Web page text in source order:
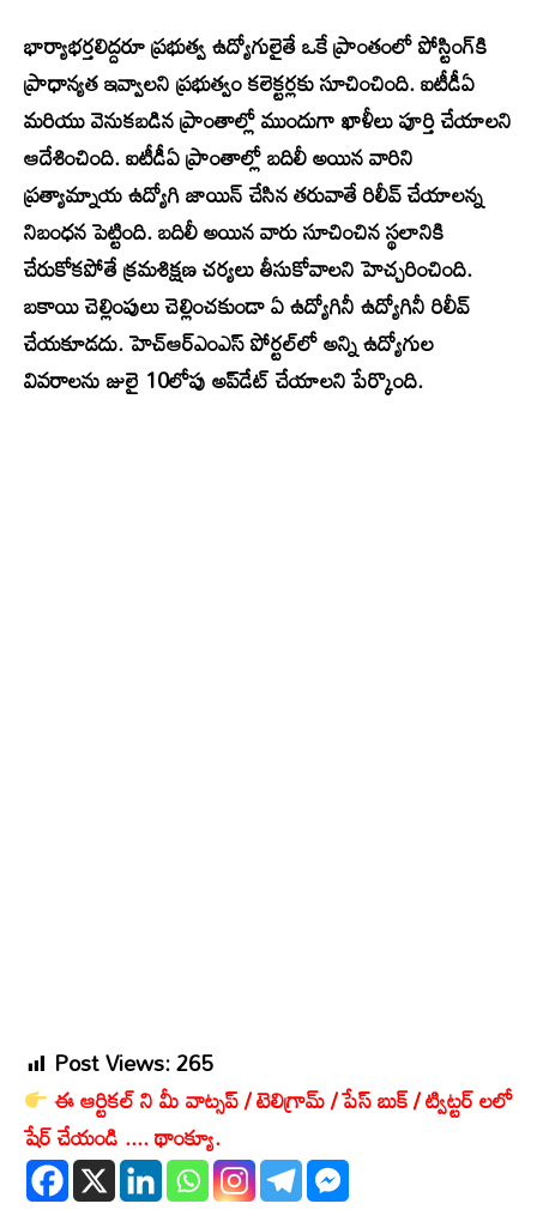
భార్యాభర్తలిద్దరూ ప్రభుత్వ ఉద్యోగులైతే ఒకే ప్రాంతంలో పోస్టింగ్‌కి
ప్రాధాన్యత ఇవ్వాలని ప్రభుత్వం కలెక్టర్లకు సూచించింది. ఐటీడీఏ
మరియు వెనుకబడిన ప్రాంతాల్లో ముందుగా ఖాళీలు పూర్తి చేయాలని
ఆదేశించింది. ఐటీడీఏ ప్రాంతాల్లో బదిలీ అయిన వారిని
ప్రత్యామ్నాయ ఉద్యోగి జాయిన్ చేసిన తరువాతే రిలీవ్ చేయాలన్న
నిబంధన పెట్టింది. బదిలీ అయిన వారు సూచించిన స్థలానికి
చేరుకోకపోతే క్రమశిక్షణ చర్యలు తీసుకోవాలని హెచ్చరించింది.
బకాయి చెల్లింపులు చెల్లించకుండా ఏ ఉద్యోగినీ ఉద్యోగినీ రిలీవ్
చేయకూడదు. హెచ్‌ఆర్‌ఎంఎస్‌ పోర్టల్‌లో అన్ని ఉద్యోగుల
వివరాలను జులై 10లోపు అప్‌డేట్ చేయాలని పేర్కొంది.
Post Views:265
ఈ ఆర్టికల్ ని మీ వాట్సప్ / టెలిగ్రామ్ / పేస్ బుక్ / ట్విట్టర్ లలో
షేర్ చేయండి .... థాంక్యూ.